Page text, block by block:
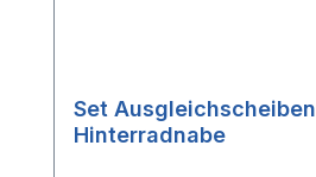
Set Ausgleichscheiben
Hinterradnabe